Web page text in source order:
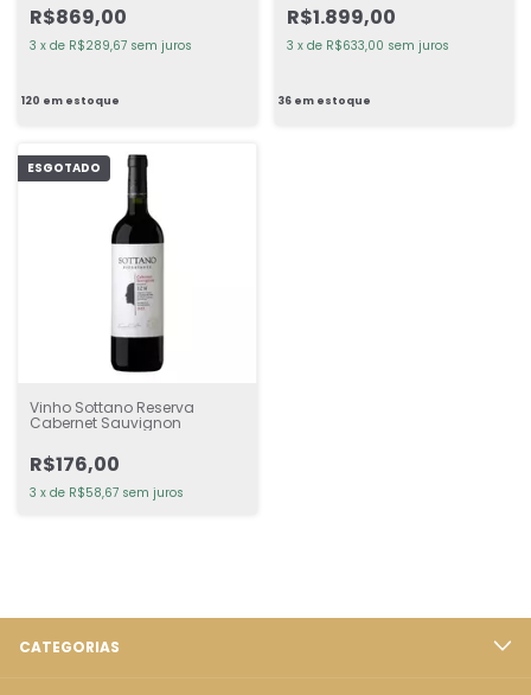
R$869,00
3 x de R$289,67 sem juros
120 em estoque
R$1.899,00
3 x de R$633,00 sem juros
36 em estoque
ESGOTADO
Vinho Sottano Reserva
Cabernet Sauvignon
R$176,00
3 x de R$58,67 sem juros
CATEGORIAS